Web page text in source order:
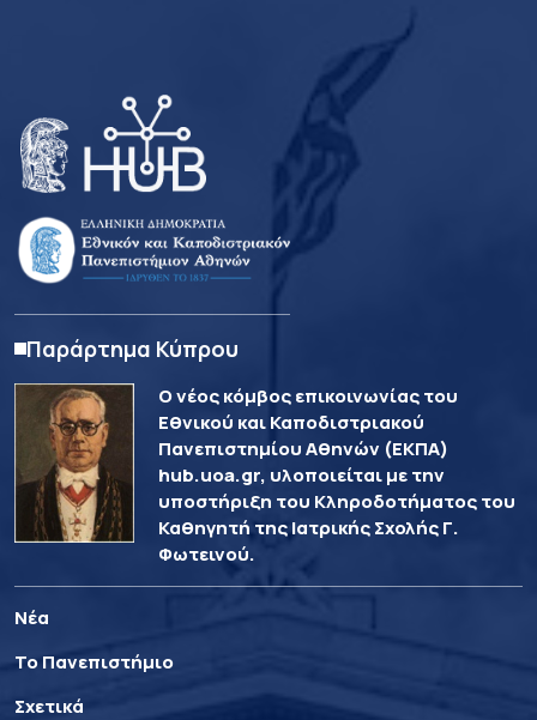
Παράρτημα Κύπρου
Ο νέος κόμβος επικοινωνίας του
Εθνικού και Καποδιστριακού
Πανεπιστημίου Αθηνών (ΕΚΠΑ)
hub.uoa.gr, υλοποιείται με την
υποστήριξη του Κληροδοτήματος του
Καθηγητή της Ιατρικής Σχολής Γ.
Φωτεινού.
Νέα
Το Πανεπιστήμιο
Σχετικά